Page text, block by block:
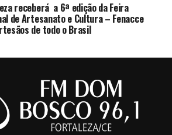
receberá a 6ª edição da Feira
de Artesanato e Cultura – Fenacce
de todo o Brasil